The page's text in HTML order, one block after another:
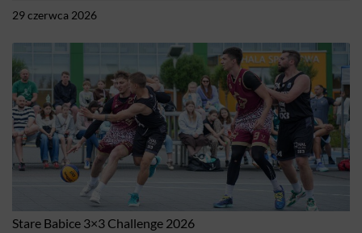
29 czerwca 2026
Stare Babice 3×3 Challenge 2026